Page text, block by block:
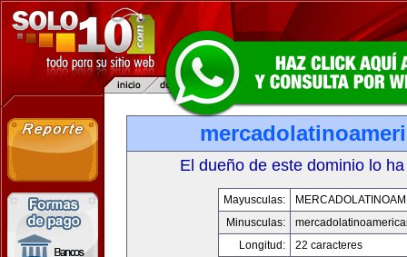
El dueño de este dominio lo
Mayusculas:
Minusculas:
Longitud:
22 caracteres